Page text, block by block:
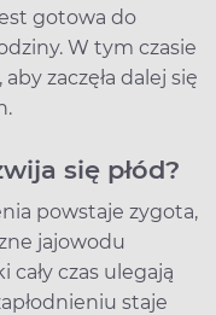
gotowa do
W tym czasie
zaczęła dalej się
się płód?
powstaje zygota,
jajowodu
cały czas ulegają
staje